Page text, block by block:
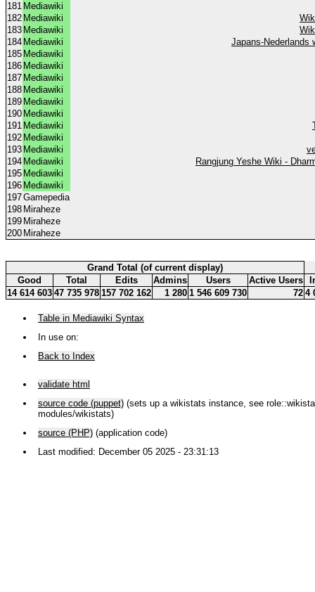
181 Mediawiki
182 Mediawiki
183 Mediawiki
184 Mediawiki
Japans-Nederlands
185 Mediawiki
186 Mediawiki
187 Mediawiki
188 Mediawiki
189 Mediawiki
190 Mediawiki
191 Mediawiki
192 Mediawiki
193 Mediawiki
194 Mediawiki
Rangjung Yeshe Wiki -
195 Mediawiki
196 Mediawiki
197Gamepedia
198 Miraheze
199 Miraheze
200 Miraheze
Grand Total (of current display)
Good
Total Edits Admins Users Active Users
14 614 603 47 735 978 157 702 162 1 280 1 546 609 730 72 4
Table in Mediawiki Syntax
In use on:
Back to Index
validate html
source code (puppet) (sets up a wikistats instance, see
modules/wikistats)
source (PHP) (application code)
Last modified: December 05 2025 - 23:31:13